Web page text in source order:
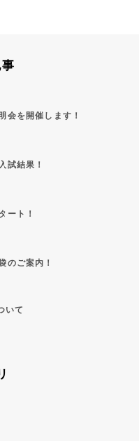
会を開催します！
試結果！
ート！
のご案内！
いて